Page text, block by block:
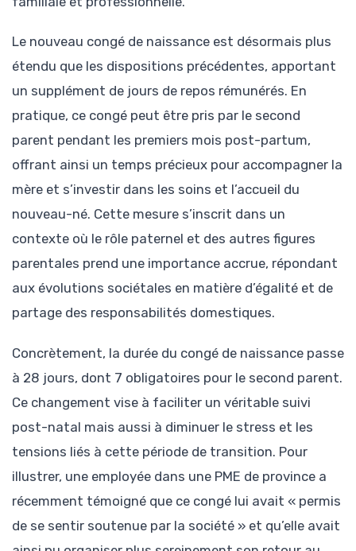
Le nouveau congé de naissance est désormais plus
étendu que les dispositions précédentes, apportant
un supplément de jours de repos rémunérés. En
pratique, ce congé peut être pris par le second
parent pendant les premiers mois post-partum,
offrant ainsi un temps précieux pour accompagner la
mère et s’investir dans les soins et l’accueil du
nouveau-né. Cette mesure s’inscrit dans un
contexte où le rôle paternel et des autres figures
parentales prend une importance accrue, répondant
aux évolutions sociétales en matière d’égalité et de
partage des responsabilités domestiques.
Concrètement, la durée du congé de naissance passe
à 28 jours, dont 7 obligatoires pour le second parent.
Ce changement vise à faciliter un véritable suivi
post-natal mais aussi à diminuer le stress et les
tensions liés à cette période de transition. Pour
illustrer, une employée dans une PME de province a
récemment témoigné que ce congé lui avait « permis
de se sentir soutenue par la société » et qu’elle avait